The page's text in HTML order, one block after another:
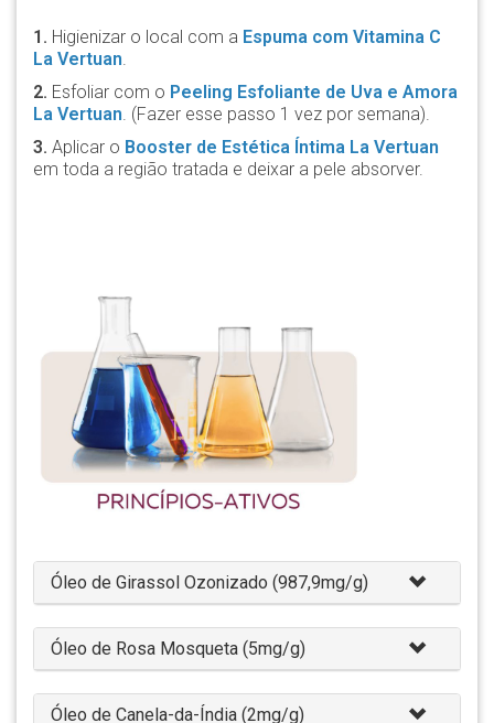
1. Higienizar o local com a Espuma com Vitamina C
La Vertuan
2. Esfoliar com o Peeling Esfoliante de Uva e Amora
La Vertuan . (Fazer esse passo 1 vez por semana).
3. Aplicar o Booster de Estética Íntima La Vertuan
em toda a região tratada e deixar a pele absorver.
Óleo de Girassol Ozonizado (987,9mg/g)
Óleo de Rosa Mosqueta (5mg/g)
Óleo de Canela-da-Índia (2mg/g)